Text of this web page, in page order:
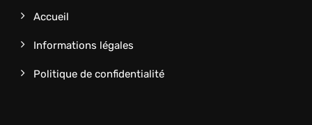
Accueil
Informations légales
Politique de confidentialité